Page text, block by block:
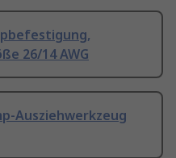
26/14 AWG
Ausziehwerkzeug